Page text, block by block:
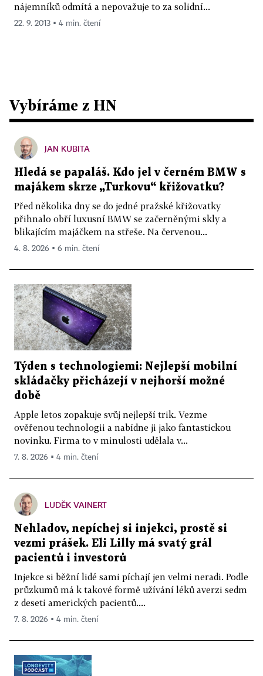
nájemníků odmítá a nepovažuje to za solidní...
22. 9. 2013 ▪ 4 min. čtení
Vybíráme z HN
JAN KUBITA
Hledá se papaláš. Kdo jel v černém BMW s
majákem skrze „Turkovu“ křižovatku?
Před několika dny se do jedné pražské křižovatky
přihnalo obří luxusní BMW se začerněnými skly a
blikajícím majáčkem na střeše. Na červenou...
4. 8. 2026 ▪ 6 min. čtení
Týden s technologiemi: Nejlepší mobilní
skládačky přicházejí v nejhorší možné
době
Apple letos zopakuje svůj nejlepší trik. Vezme
ověřenou technologii a nabídne ji jako fantastickou
novinku. Firma to v minulosti udělala v...
7. 8. 2026 ▪ 4 min. čtení
LUDĚK VAINERT
Nehladov, nepíchej si injekci, prostě si
vezmi prášek. Eli Lilly má svatý grál
pacientů i investorů
Injekce si běžní lidé sami píchají jen velmi neradi. Podle
průzkumů má k takové formě užívání léků averzi sedm
z deseti amerických pacientů....
7. 8. 2026 ▪ 4 min. čtení